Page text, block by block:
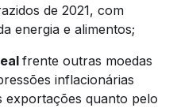
de 2021, com
energia e alimentos;
frente outras moedas
inflacionárias
exportações quanto pelo